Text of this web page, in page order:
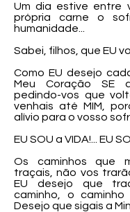
Um dia estive entre
própria carne o
humanidade...
Sabei, filhos, que EU
Como EU desejo
Meu Coração SE
pedindo-vos que
venhais até MIM,
alívio para o vosso
EU SOU a VIDA!... EU
Os caminhos que
traçais, não vos
EU desejo que
caminho, o caminho
Desejo que sigais a